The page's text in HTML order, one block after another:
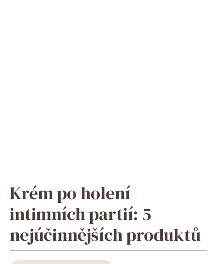
Krém po holení
intimních partií: 5
nejúčinnějších produktů